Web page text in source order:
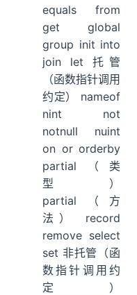
equals from
get global
group init into
join let 托管
（函数指针调用
约定） nameof
nint not
notnull nuint
on or orderby
partial（类
型）
partial（方
法） record
remove select
set 非托管（函
数指针调用约
定）